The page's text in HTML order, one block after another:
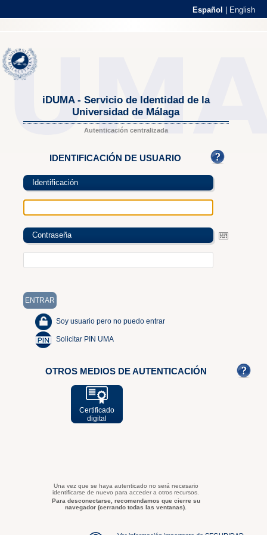
Español English
iDUMA - Servicio de Identidad de la
Universidad de Málaga
Autenticación centralizada
IDENTIFICACIÓN DE USUARIO
Identificación
Contraseña
Soy usuario pero no puedo entrar
Solicitar PIN UMA
OTROS MEDIOS DE AUTENTICACIÓN
Certificado
digital
Una vez que se haya autenticado no será necesario
identificarse de nuevo para acceder a otros recursos.
Para desconectarse, recomendamos que cierre su
navegador (cerrando todas las ventanas).